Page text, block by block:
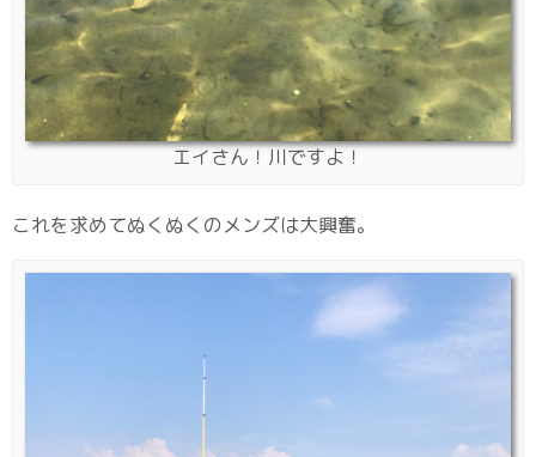
エイさん！川ですよ！
これを求めてぬくぬくのメンズは大興奮。